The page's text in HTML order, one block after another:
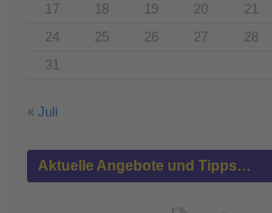
17
18 19 20 21
24
25 26 27 28
31
« Juli
Aktuelle Angebote und Tipps…